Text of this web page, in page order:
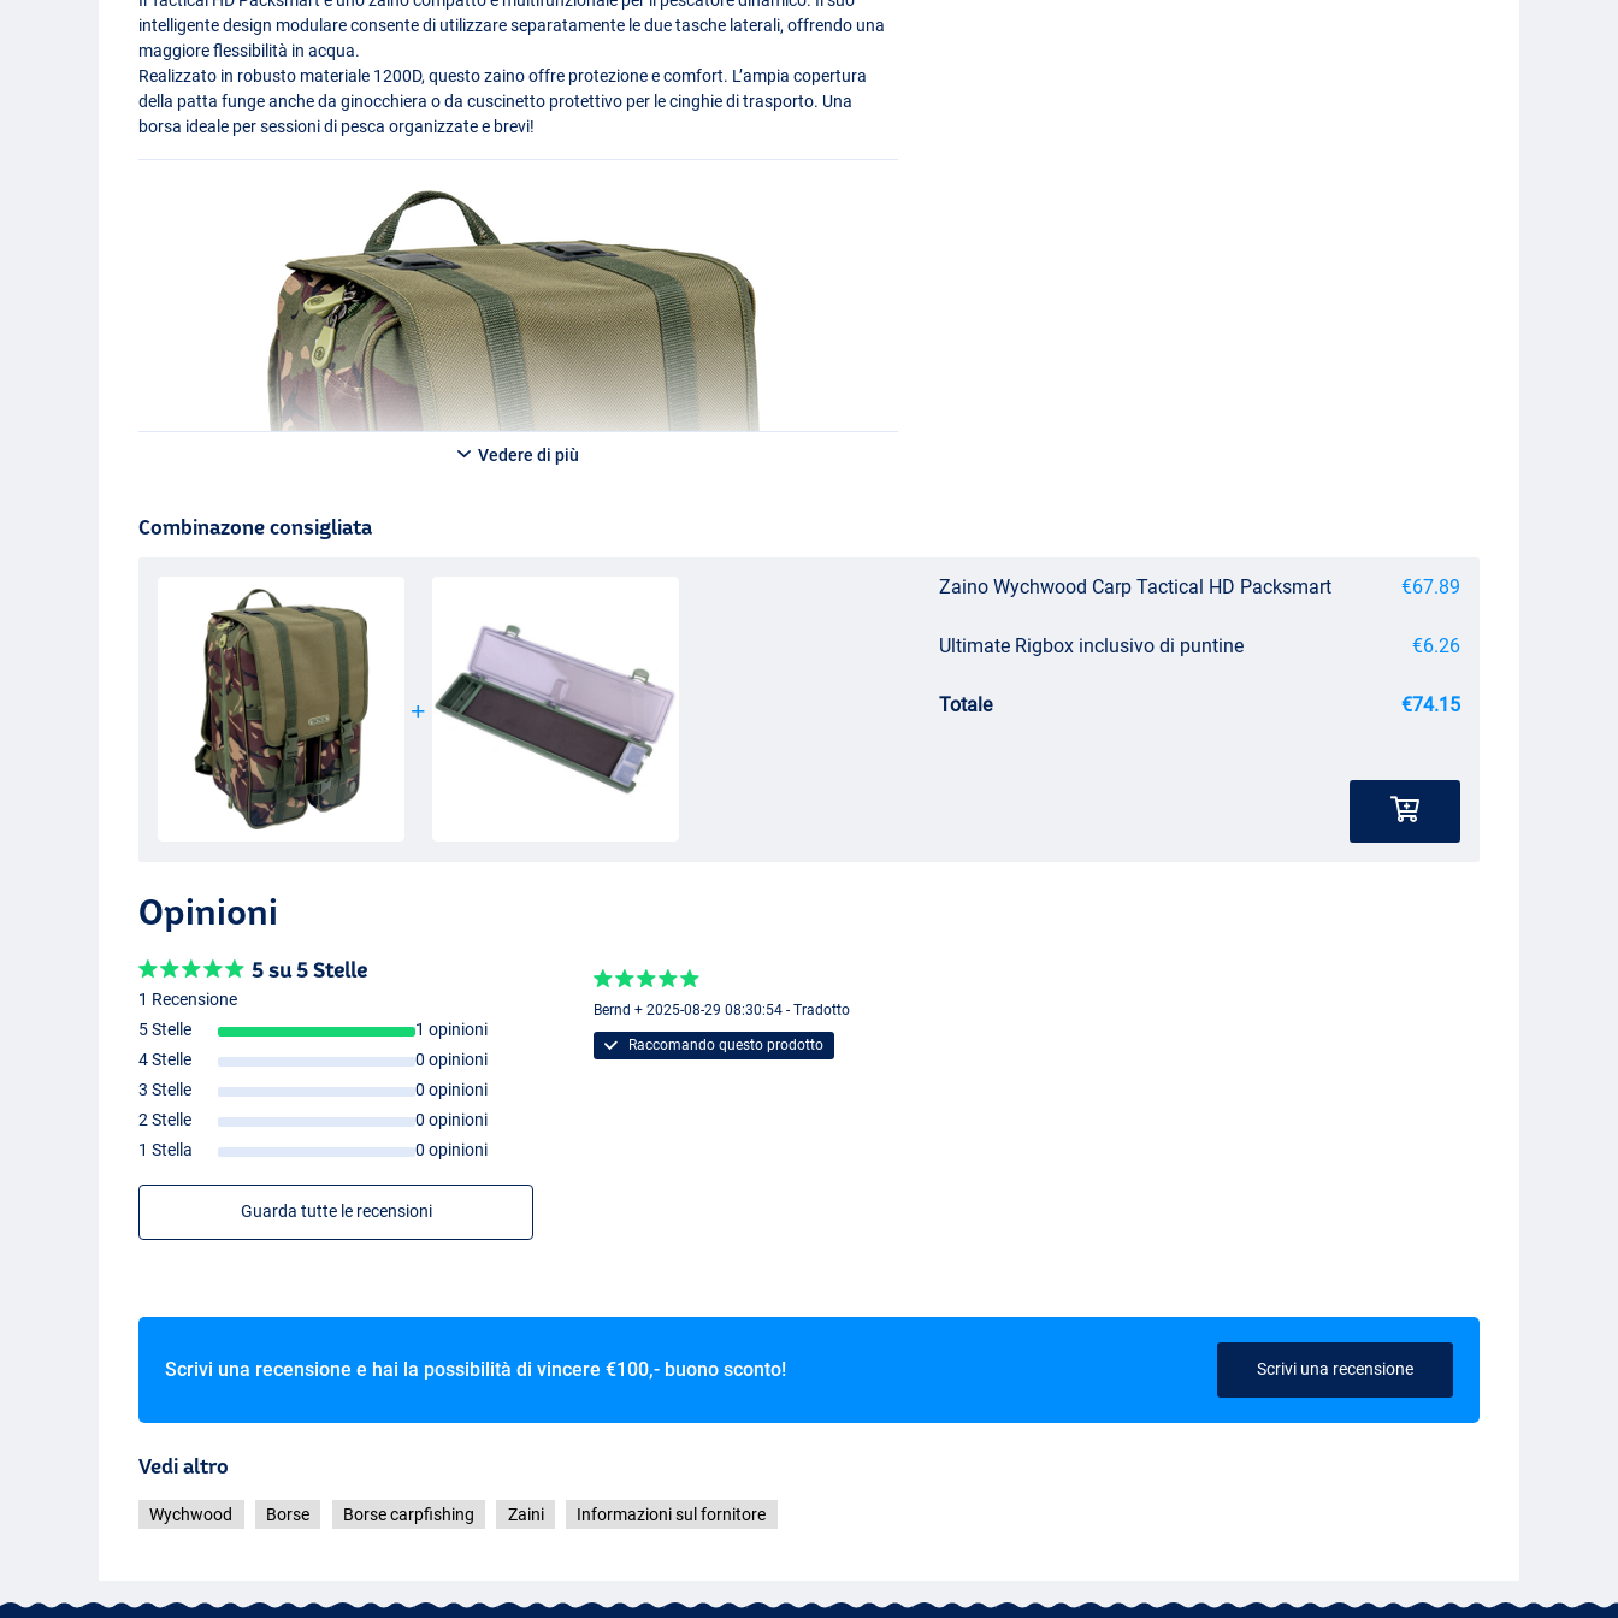
intelligente design modulare consente di utilizzare separatamente le due tasche laterali, offrendo una
maggiore flessibilità in acqua.
Realizzato in robusto materiale 1200D, questo zaino offre protezione e comfort. L’ampia copertura
della patta funge anche da ginocchiera o da cuscinetto protettivo per le cinghie di trasporto. Una
borsa ideale per sessioni di pesca organizzate e brevi!
Vedere di più
Combinazone consigliata
Zaino Wychwood Carp Tactical HD Packsmart €67.89
Ultimate Rigbox inclusivo di puntine €6.26
Totale €74.15
Opinioni
5 su 5 Stelle
1 Recensione
5 Stelle
1 opinioni
4 Stelle
0 opinioni
3 Stelle
0 opinioni
2 Stelle
0 opinioni
1 Stella
0 opinioni
Guarda tutte le recensioni
Bernd + 2025-08-29 08:30:54 - Tradotto
Raccomando questo prodotto
Scrivi una recensione e hai la possibilità di vincere €100,- buono sconto! Scrivi una recensione
Vedi altro
Wychwood Borse Borse carpfishing Zaini Informazioni sul fornitore